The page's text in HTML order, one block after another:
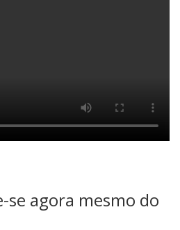
se agora mesmo do